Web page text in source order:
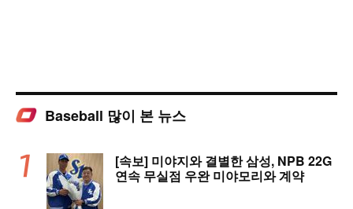
Baseball 많이 본 뉴스
[속보] 미야지와 결별한 삼성, NPB 22G
연속 무실점 우완 미야모리와 계약